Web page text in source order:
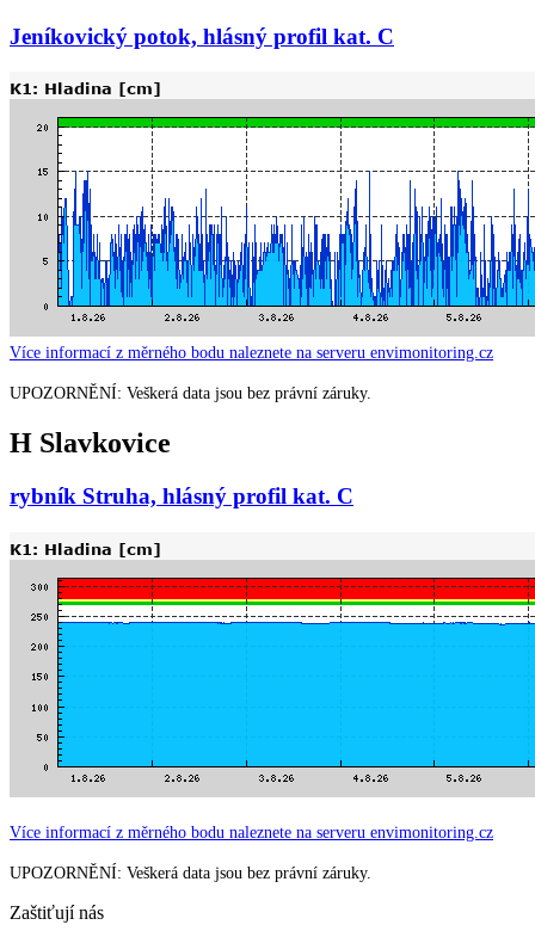
Jeníkovický potok, hlásný profil kat. C
Více informací z měrného bodu naleznete na serveru envimonitoring.cz
UPOZORNĚNÍ: Veškerá data jsou bez právní záruky.
H Slavkovice
rybník Struha, hlásný profil kat. C
Více informací z měrného bodu naleznete na serveru envimonitoring.cz
UPOZORNĚNÍ: Veškerá data jsou bez právní záruky.
Zaštiťují nás